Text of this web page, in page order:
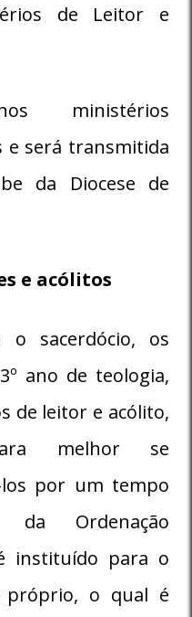
de Leitor e
ministérios
e será transmitida
da Diocese de
e acólitos
o sacerdócio, os
ano de teologia,
de leitor e acólito,
melhor se
los por um tempo
da Ordenação
instituído para o
o qual é